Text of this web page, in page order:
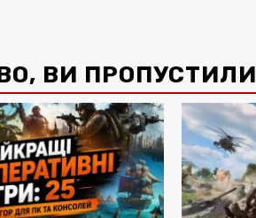
ВИ ПРОПУСТИЛИ